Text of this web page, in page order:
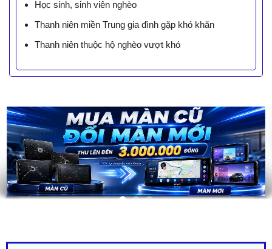
Học sinh, sinh viên nghèo
Thanh niên miền Trung gia đình gặp khó khăn
Thanh niên thuộc hộ nghèo vượt khó